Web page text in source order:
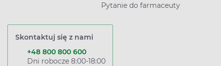
Pytanie do farmaceuty
Skontaktuj się z nami
+48 800 800 600
Dni robocze 8:00-18:00